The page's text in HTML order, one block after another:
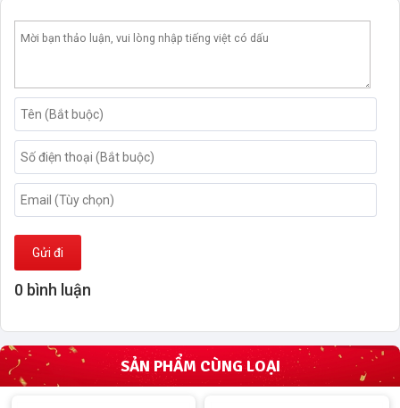
Gửi đi
0 bình luận
SẢN PHẨM CÙNG LOẠI